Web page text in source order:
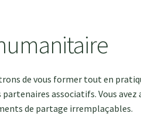
de vous former tout en
associatifs. Vous
de partage irremplaçables.